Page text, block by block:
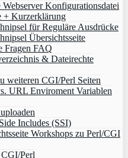
Konfigurationsdatei
+ Kurzerklärung
für Reguläre Ausdrücke
Übersichtsseite
Fragen FAQ
& Dateirechte
weiteren CGI/Perl Seiten
URL Enviroment Variablen
Includes (SSI)
Workshops zu Perl/CGI
Perl